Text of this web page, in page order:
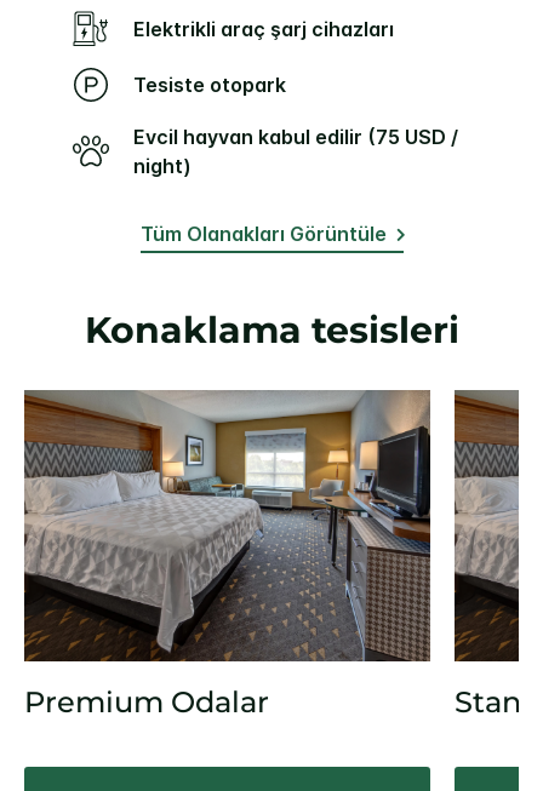
Elektrikli araç şarj cihazları
Tesiste otopark
Evcil hayvan kabul edilir (75 USD /
night)
Tüm Olanakları Görüntüle
Konaklama tesisleri
Premium Odalar